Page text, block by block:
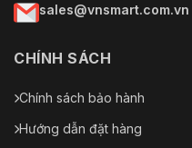
sales@vnsmart.com.vn
CHÍNH SÁCH
Chính sách bảo hành
Hướng dẫn đặt hàng